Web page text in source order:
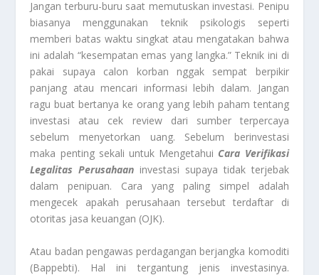
Jangan terburu-buru saat memutuskan investasi. Penipu
biasanya menggunakan teknik psikologis seperti
memberi batas waktu singkat atau mengatakan bahwa
ini adalah “kesempatan emas yang langka.” Teknik ini di
pakai supaya calon korban nggak sempat berpikir
panjang atau mencari informasi lebih dalam. Jangan
ragu buat bertanya ke orang yang lebih paham tentang
investasi atau cek review dari sumber terpercaya
sebelum menyetorkan uang. Sebelum berinvestasi
maka penting sekali untuk Mengetahui Cara Verifikasi
Legalitas Perusahaan investasi supaya tidak terjebak
dalam penipuan. Cara yang paling simpel adalah
mengecek apakah perusahaan tersebut terdaftar di
otoritas jasa keuangan (OJK).
Atau badan pengawas perdagangan berjangka komoditi
(Bappebti). Hal ini tergantung jenis investasinya.